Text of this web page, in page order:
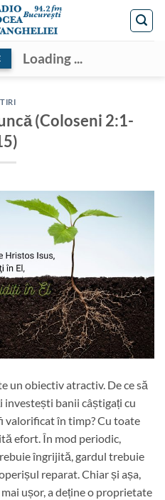
Loading ...
(Coloseni 2:1-
un obiectiv atractiv. De ce să
investești banii câștigați cu
valorificat în timp? Cu toate
efort. În mod periodic,
îngrijită, gardul trebuie
reparat. Chiar și așa,
ușor, a deține o proprietate